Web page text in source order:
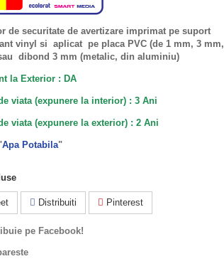
de securitate de avertizare imprimat pe suport
vinyl si aplicat pe placa PVC (de 1 mm, 3 mm,
dibond 3 mm (metalic, din aluminiu)
la Exterior : DA
viata (expunere la interior) : 3 Ani
viata (expunere la exterior) : 2 Ani
Apa Potabila"
Distribuiti Pinterest
pe Facebook!